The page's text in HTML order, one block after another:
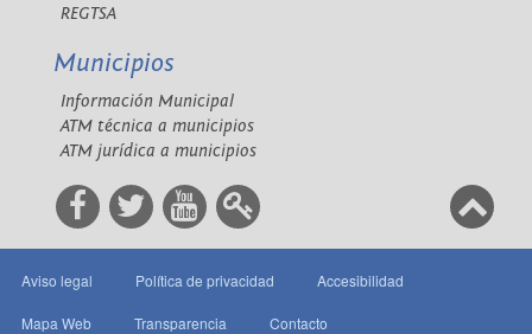
REGTSA
Municipios
Información Municipal
ATM técnica a municipios
ATM jurídica a municipios
Aviso legal Política de privacidad Accesibilidad
Mapa Web Transparencia Contacto